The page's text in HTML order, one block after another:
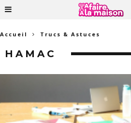
Accueil Trucs & Astuces
HAMAC